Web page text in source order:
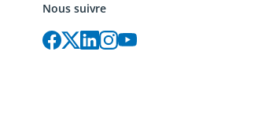
Nous suivre